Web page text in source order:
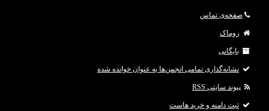
صفحه‌ی تماس
روماک
بایگانی
نشانه‌گذاری تمامی انجمن‌ها به عنوان خوانده شده
پیوند سایتی RSS
ثبت دامنه و خرید هاست